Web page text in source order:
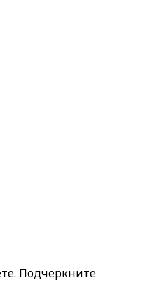
Подчеркните